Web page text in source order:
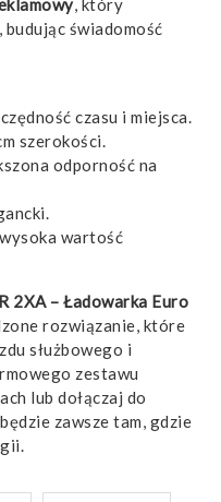
, który
świadomość
czasu i miejsca.
szerokości.
odporność na
wartość
2XA – Ładowarka Euro
rozwiązanie, które
służbowego i
zestawu
lub dołączaj do
zawsze tam, gdzie